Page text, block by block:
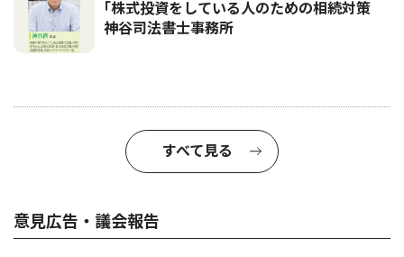
｢株式投資をしている人のための相続対策
神谷司法書士事務所
すべて見る
意見広告・議会報告